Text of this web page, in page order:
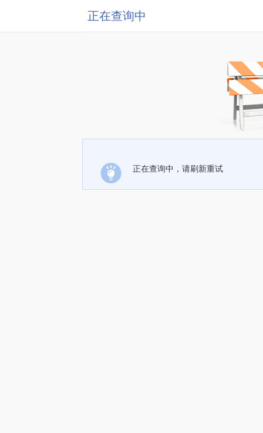
正在查询中
正在查询中，请刷新重试